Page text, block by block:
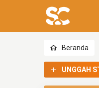
Beranda
UNGGAH